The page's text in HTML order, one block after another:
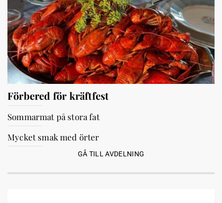
Förbered för kräftfest
Sommarmat på stora fat
Mycket smak med örter
GÅ TILL AVDELNING